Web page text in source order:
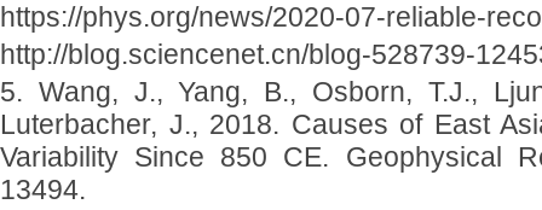
https://phys.org/news/2020-07-reliable-
http://blog.sciencenet.cn/blog-528739-
5. Wang, J., Yang, B., Osborn, T.J.,
Luterbacher, J., 2018. Causes of East
Variability Since 850 CE. Geophysical
13494.